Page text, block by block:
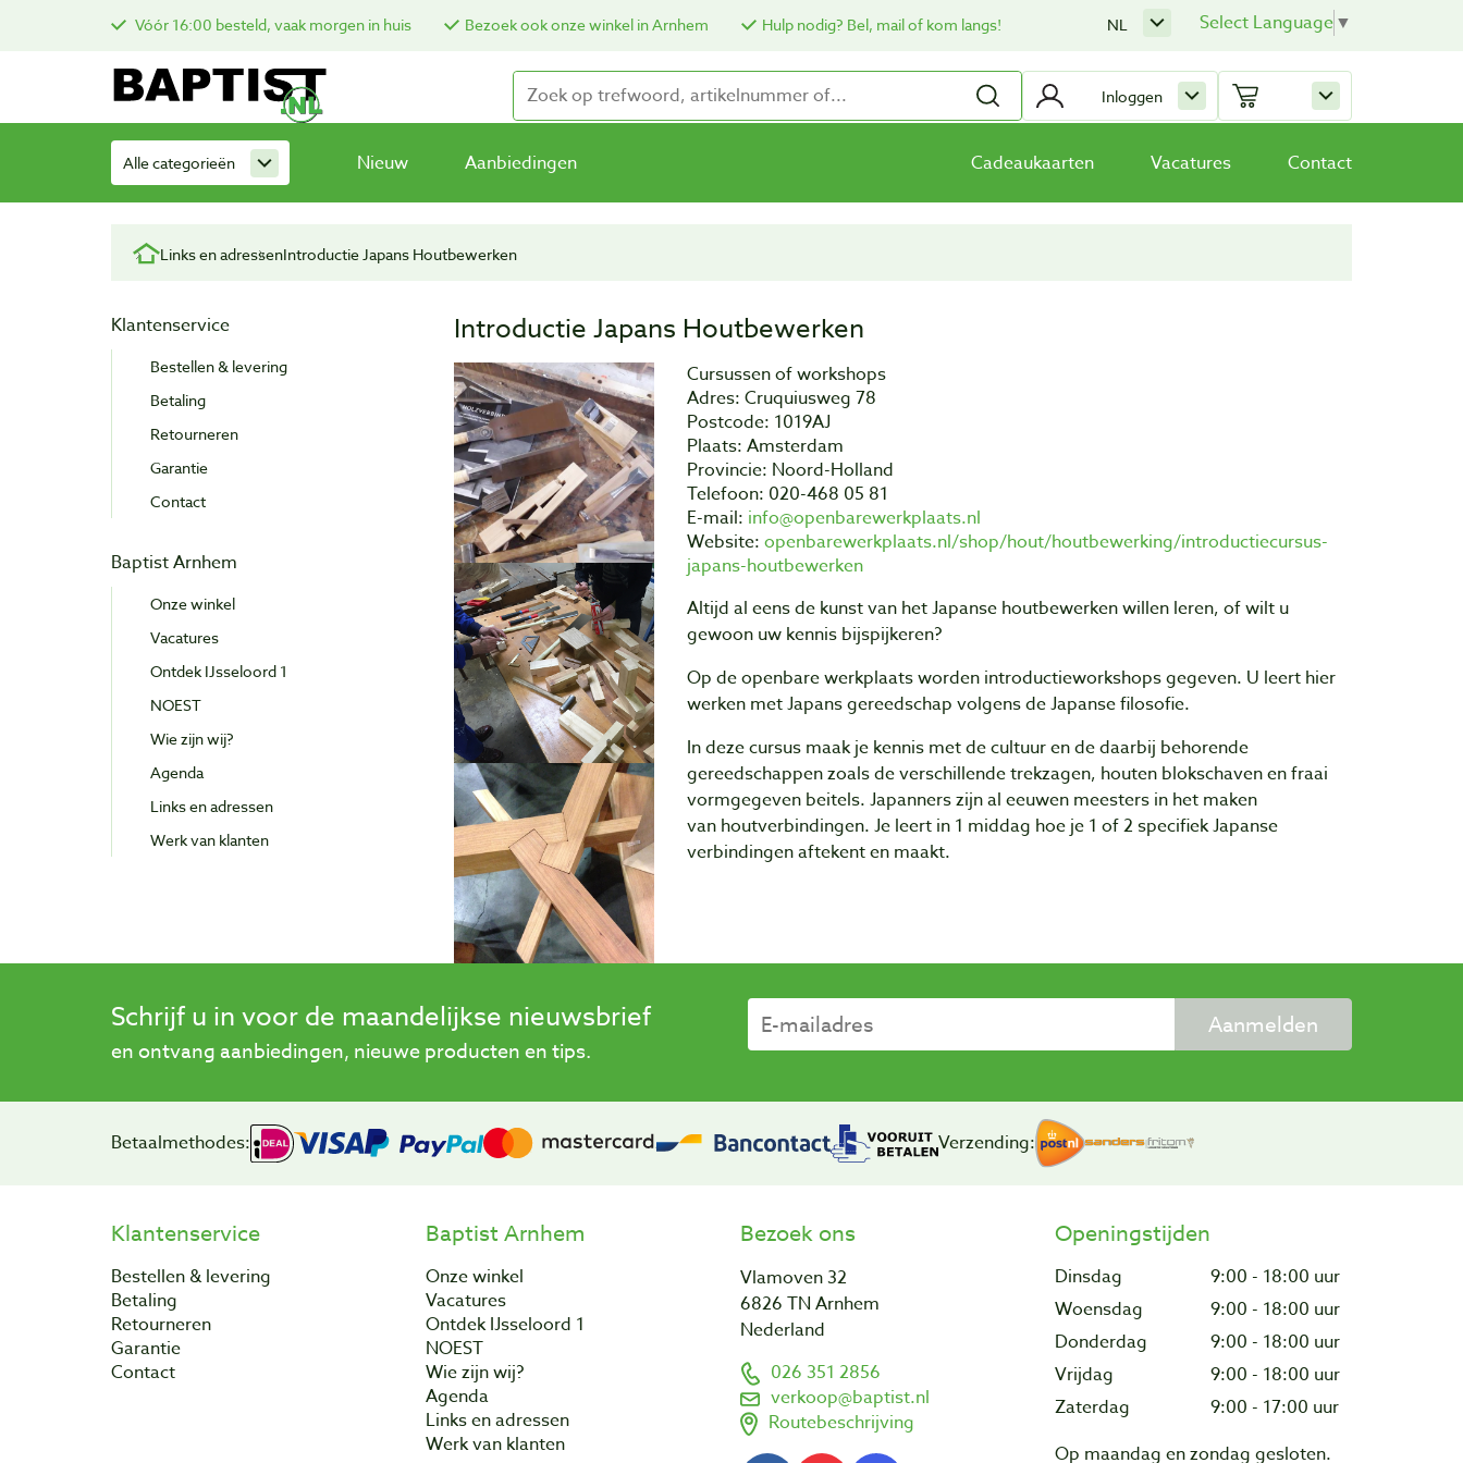
Vóór 16:00 besteld, vaak morgen in huis Bezoek ook onze winkel in Arnhem Hulp nodig? Bel, mail of kom langs! Select Language▼
NL
Inloggen
Alle categorieën Nieuw Aanbiedingen Cadeaukaarten Vacatures Contact
Links en adressenIntroductie Japans Houtbewerken
Klantenservice
Bestellen & levering
Betaling
Retourneren
Garantie
Contact
Baptist Arnhem
Onze winkel
Vacatures
Ontdek IJsseloord 1
NOEST
Wie zijn wij?
Agenda
Links en adressen
Werk van klanten
Introductie Japans Houtbewerken
Cursussen of workshops
Adres: Cruquiusweg 78
Postcode: 1019AJ
Plaats: Amsterdam
Provincie: Noord-Holland
Telefoon: 020-468 05 81
E-mail: info@openbarewerkplaats.nl
Website: openbarewerkplaats.nl/shop/hout/houtbewerking/introductiecursus-
japans-houtbewerken
Altijd al eens de kunst van het Japanse houtbewerken willen leren, of wilt u
gewoon uw kennis bijspijkeren?
Op de openbare werkplaats worden introductieworkshops gegeven. U leert hier
werken met Japans gereedschap volgens de Japanse filosofie.
In deze cursus maak je kennis met de cultuur en de daarbij behorende
gereedschappen zoals de verschillende trekzagen, houten blokschaven en fraai
vormgegeven beitels. Japanners zijn al eeuwen meesters in het maken
van houtverbindingen. Je leert in 1 middag hoe je 1 of 2 specifiek Japanse
verbindingen aftekent en maakt.
Schrijf u in voor de maandelijkse nieuwsbrief
en ontvang aanbiedingen, nieuwe producten en tips.
Aanmelden
Betaalmethodes: Verzending:
Klantenservice
Bestellen & levering
Betaling
Retourneren
Garantie
Contact
Baptist Arnhem
Onze winkel
Vacatures
Ontdek IJsseloord 1
NOEST
Wie zijn wij?
Agenda
Links en adressen
Werk van klanten
Bezoek ons
Vlamoven 32
6826 TN Arnhem
Nederland
026 351 2856
verkoop@baptist.nl
Routebeschrijving
Openingstijden
Dinsdag
9:00 - 18:00 uur
Woensdag
9:00 - 18:00 uur
Donderdag
9:00 - 18:00 uur
Vrijdag
9:00 - 18:00 uur
Zaterdag
9:00 - 17:00 uur
Op maandag en zondag gesloten.